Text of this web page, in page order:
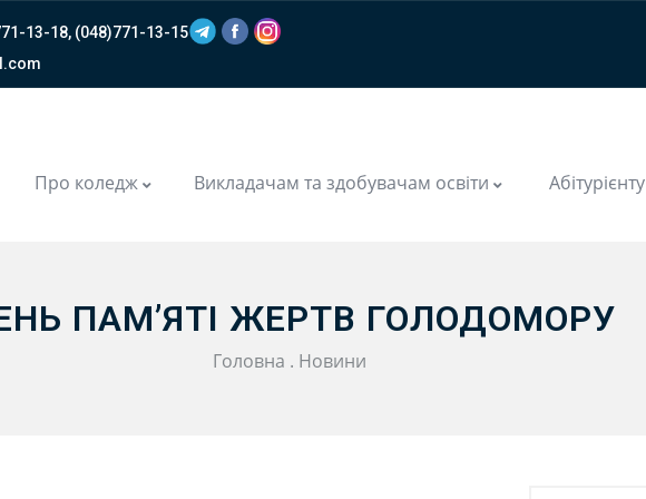
13-18, (048)771-13-15
Про коледж Викладачам та здобувачам освіти Абітурієнту
ПАМʼЯТІ ЖЕРТВ ГОЛОДОМОРУ
Головна . Новини